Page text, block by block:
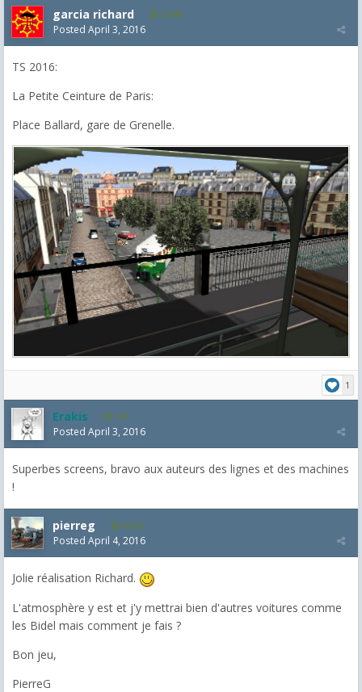
garcia richard 1,899
Posted April 3, 2016
TS 2016:
La Petite Ceinture de Paris:
Place Ballard, gare de Grenelle.
1
Erakis 147
Posted April 3, 2016
Superbes screens, bravo aux auteurs des lignes et des machines
!
pierreg 4,012
Posted April 4, 2016
Jolie réalisation Richard.
L'atmosphère y est et j'y mettrai bien d'autres voitures comme
les Bidel mais comment je fais ?
Bon jeu,
PierreG